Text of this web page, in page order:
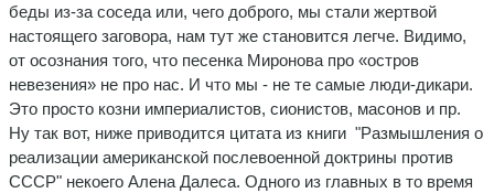
беды из-за соседа или, чего доброго, мы стали жертвой
настоящего заговора, нам тут же становится легче. Видимо,
от осознания того, что песенка Миронова про «остров
невезения» не про нас. И что мы - не те самые люди-дикари.
Это просто козни империалистов, сионистов, масонов и пр.
Ну так вот, ниже приводится цитата из книги "Размышления о
реализации американской после­военной доктрины против
СССР" некоего Алена Далеса. Одного из главных в то время